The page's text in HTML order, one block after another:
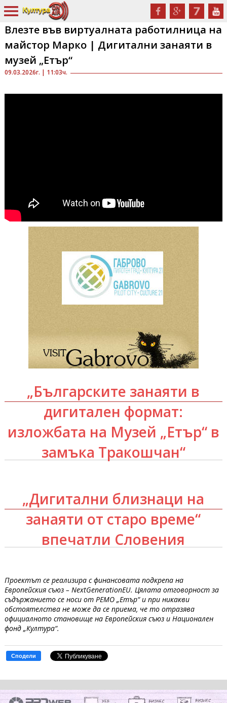
09.03.2026г. | 11:03ч.
Влезте във виртуалната работилница на
майстор Марко | Дигитални занаяти в
музей „Етър“
„Българските занаяти в
дигитален формат:
изложбата на Музей „Етър“ в
замъка Тракошчан“
„Дигитални близнаци на
занаяти от старо време“
впечатли Словения
Проектът се реализира с финансовата подкрепа на
Европейския съюз – NextGenerationEU. Цялата отговорност за
съдържанието се носи от РЕМО „Етър“ и при никакви
обстоятелства не може да се приема, че то отразява
официалното становище на Европейския съюз и Национален
фонд „Култура“.
Сподели